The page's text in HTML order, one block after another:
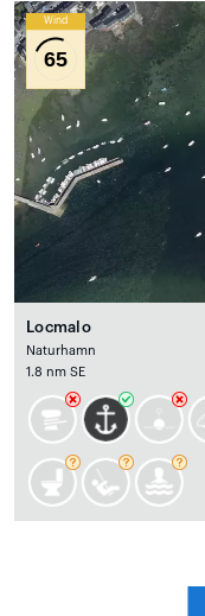
Wind
65
Locmalo
Naturhamn
1.8 nm SE